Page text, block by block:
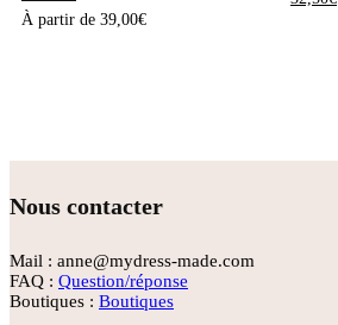
À partir de 39,00€
Nous contacter
Mail : anne@mydress-made.com
FAQ : Question/réponse
Boutiques : Boutiques